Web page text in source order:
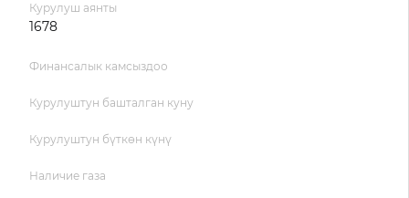
Курулуш аянты
1678
Финансалык камсыздоо
Курулуштун башталган куну
Курулуштун бүткөн күнү
Наличие газа